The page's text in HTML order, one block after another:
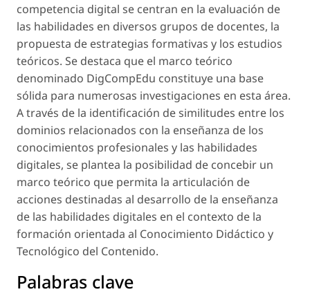
competencia digital se centran en la evaluación de
las habilidades en diversos grupos de docentes, la
propuesta de estrategias formativas y los estudios
teóricos. Se destaca que el marco teórico
denominado DigCompEdu constituye una base
sólida para numerosas investigaciones en esta área.
A través de la identificación de similitudes entre los
dominios relacionados con la enseñanza de los
conocimientos profesionales y las habilidades
digitales, se plantea la posibilidad de concebir un
marco teórico que permita la articulación de
acciones destinadas al desarrollo de la enseñanza
de las habilidades digitales en el contexto de la
formación orientada al Conocimiento Didáctico y
Tecnológico del Contenido.
Palabras clave